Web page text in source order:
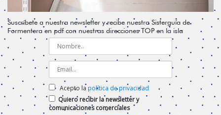
Suscríbete a nuestra newsletter y recibe nuestra Sisterguía de
Formentera en pdf con nuestras direcciones TOP en la isla
Acepto la política de privacidad
Quiero recibir la newsletter y
comunicaciones comerciales